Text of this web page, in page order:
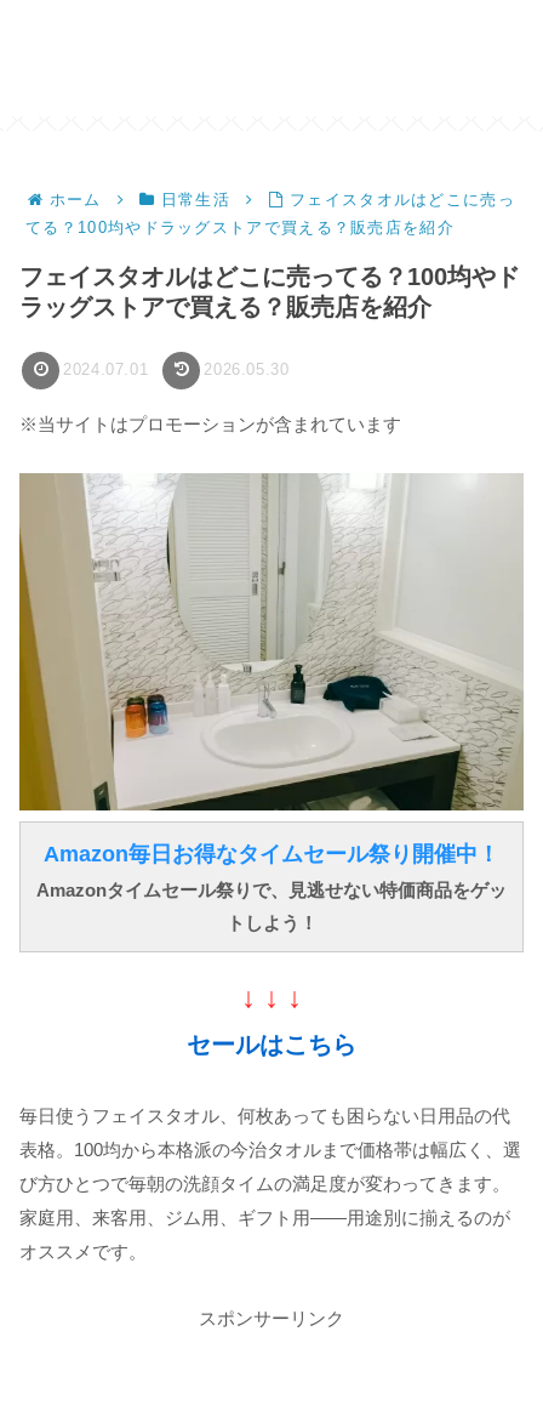
ホーム 日常生活
フェイスタオルはどこに売っ
てる？100均やドラッグストアで買える？販売店を紹介
フェイスタオルはどこに売ってる？100均やド
ラッグストアで買える？販売店を紹介
2024.07.01 2026.05.30
※当サイトはプロモーションが含まれています
Amazon毎日お得なタイムセール祭り開催中！
Amazonタイムセール祭りで、見逃せない特価商品をゲッ
トしよう！
↓ ↓ ↓
セールはこちら
毎日使うフェイスタオル、何枚あっても困らない日用品の代
表格。100均から本格派の今治タオルまで価格帯は幅広く、選
び方ひとつで毎朝の洗顔タイムの満足度が変わってきます。
家庭用、来客用、ジム用、ギフト用——用途別に揃えるのが
オススメです。
スポンサーリンク